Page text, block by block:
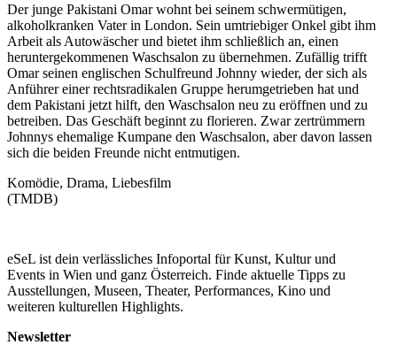
Der junge Pakistani Omar wohnt bei seinem schwermütigen,
alkoholkranken Vater in London. Sein umtriebiger Onkel gibt ihm
Arbeit als Autowäscher und bietet ihm schließlich an, einen
heruntergekommenen Waschsalon zu übernehmen. Zufällig trifft
Omar seinen englischen Schulfreund Johnny wieder, der sich als
Anführer einer rechtsradikalen Gruppe herumgetrieben hat und
dem Pakistani jetzt hilft, den Waschsalon neu zu eröffnen und zu
betreiben. Das Geschäft beginnt zu florieren. Zwar zertrümmern
Johnnys ehemalige Kumpane den Waschsalon, aber davon lassen
sich die beiden Freunde nicht entmutigen.
Komödie, Drama, Liebesfilm
(TMDB)
eSeL ist dein verlässliches Infoportal für Kunst, Kultur und
Events in Wien und ganz Österreich. Finde aktuelle Tipps zu
Ausstellungen, Museen, Theater, Performances, Kino und
weiteren kulturellen Highlights.
Newsletter